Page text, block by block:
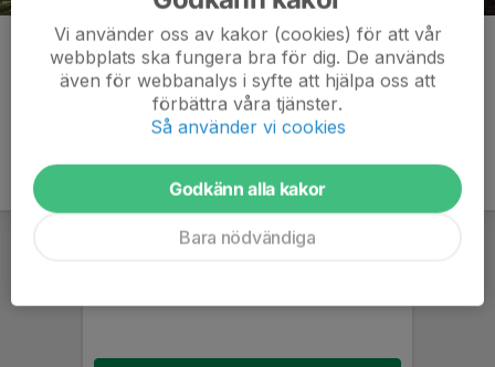
Kommentarer
Vi använder oss av kakor (cookies) för att vår
webbplats ska fungera bra för dig. De används
även för webbanalys i syfte att hjälpa oss att
förbättra våra tjänster.
Så använder vi cookies
Godkänn alla kakor
Bara nödvändiga